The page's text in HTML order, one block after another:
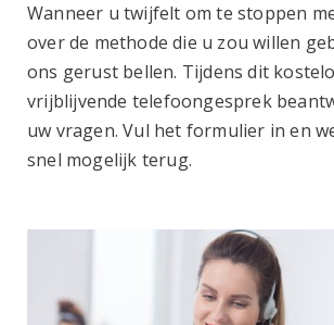
Wanneer u twijfelt om te stoppen
over de methode die u zou willen
ons gerust bellen. Tijdens dit
vrijblijvende telefoongesprek
uw vragen. Vul het formulier in en
snel mogelijk terug.